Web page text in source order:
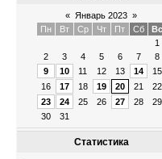
« Январь 2023 »
Пн
Вт Ср Чт Пт Сб
Вс
1
2
3 4 5 6 7
8
9
10 11 12 13 14
15
16
17 18 19 20 21
22
23
24 25 26 27 28
29
30
31
Статистика